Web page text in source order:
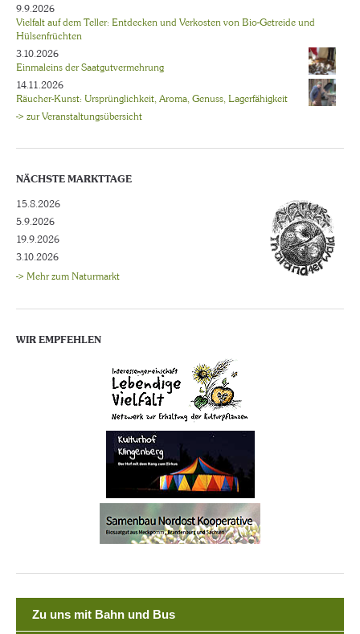
9.9.2026
Vielfalt auf dem Teller: Entdecken und Verkosten von Bio-Getreide und
Hülsenfrüchten
3.10.2026
Einmaleins der Saatgutvermehrung
14.11.2026
Räucher-Kunst: Ursprünglichkeit, Aroma, Genuss, Lagerfähigkeit
-> zur Veranstaltungsübersicht
NÄCHSTE MARKTTAGE
15.8.2026
5.9.2026
19.9.2026
3.10.2026
-> Mehr zum Naturmarkt
WIR EMPFEHLEN